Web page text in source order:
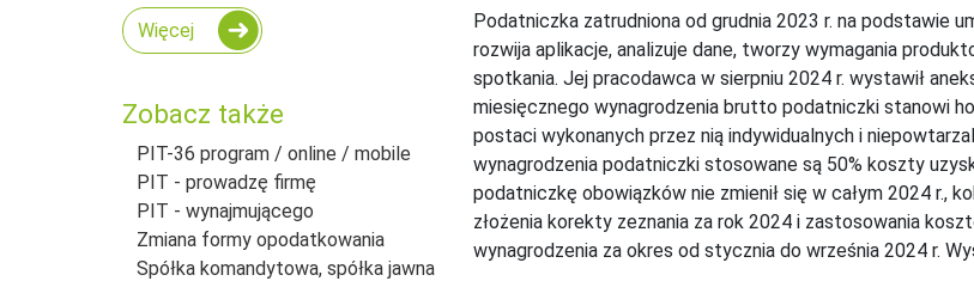
Więcej
Zobacz także
PIT-36 program / online / mobile
PIT - prowadzę firmę
PIT - wynajmującego
Zmiana formy opodatkowania
Spółka komandytowa, spółka jawna
Podatniczka zatrudniona od grudnia 2023 r. na podstawie
rozwija aplikacje, analizuje dane, tworzy wymagania
spotkania. Jej pracodawca w sierpniu 2024 r. wystawił
miesięcznego wynagrodzenia brutto podatniczki stanowi
postaci wykonanych przez nią indywidualnych i
wynagrodzenia podatniczki stosowane są 50% koszty
podatniczkę obowiązków nie zmienił się w całym 2024 r.,
złożenia korekty zeznania za rok 2024 i zastosowania
wynagrodzenia za okres od stycznia do września 2024 r.